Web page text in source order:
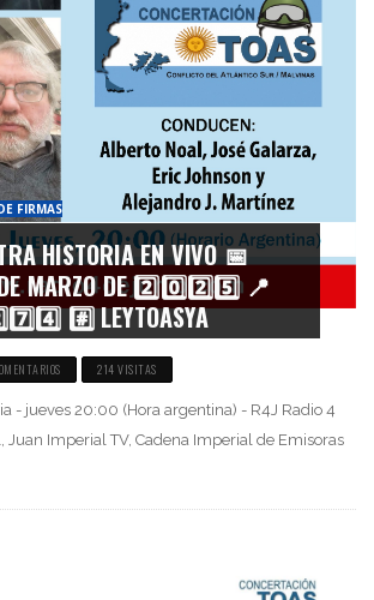
FIRMAS
HISTORIA EN VIVO 📅
MARZO DE 2️⃣0️⃣2️⃣5️⃣ 📍
#️⃣ LEYTOASYA
214 VISITAS
- jueves 20:00 (Hora argentina) - R4J Radio 4
Juan Imperial TV, Cadena Imperial de Emisoras